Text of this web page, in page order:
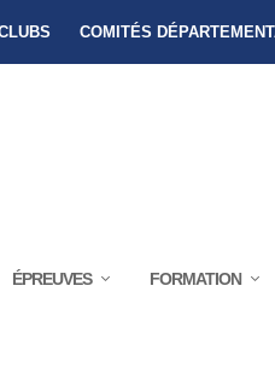
COMITÉS
ÉPREUVES FORMATION